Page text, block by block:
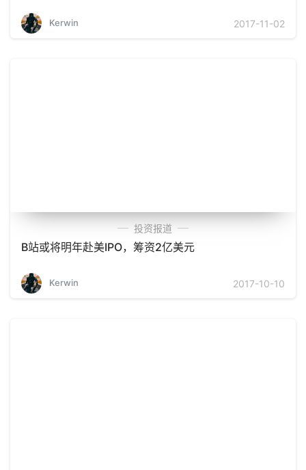
Kerwin 2017-11-02
投资报道
B站或将明年赴美IPO，筹资2亿美元
Kerwin 2017-10-10